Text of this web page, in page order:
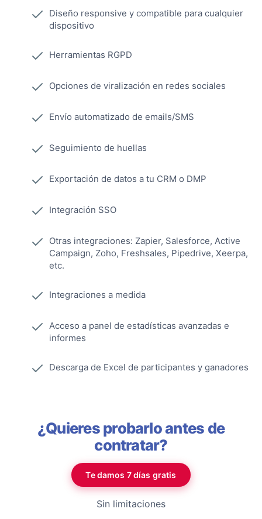
Diseño responsive y compatible para cualquier
dispositivo
Herramientas RGPD
Opciones de viralización en redes sociales
Envío automatizado de emails/SMS
Seguimiento de huellas
Exportación de datos a tu CRM o DMP
Integración SSO
Otras integraciones: Zapier, Salesforce, Active
Campaign, Zoho, Freshsales, Pipedrive, Xeerpa,
etc.
Integraciones a medida
Acceso a panel de estadísticas avanzadas e
informes
Descarga de Excel de participantes y ganadores
¿Quieres probarlo antes de
contratar?
Te damos 7 días gratis
Sin limitaciones